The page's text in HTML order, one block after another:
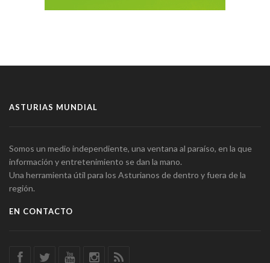
ASTURIAS MUNDIAL
Somos un medio independiente, una ventana al paraíso, en la que
información y entretenimiento se dan la mano.
Una herramienta útil para los Asturianos de dentro y fuera de la
región.
EN CONTACTO